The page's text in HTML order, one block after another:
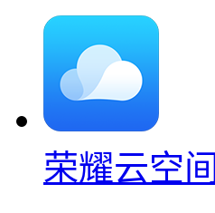
荣耀云空间